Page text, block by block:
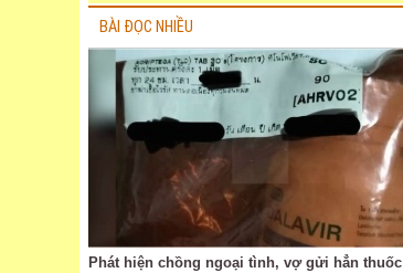
BÀI ĐỌC NHIỀU
Phát hiện chồng ngoại tình, vợ gửi hẳn thuốc